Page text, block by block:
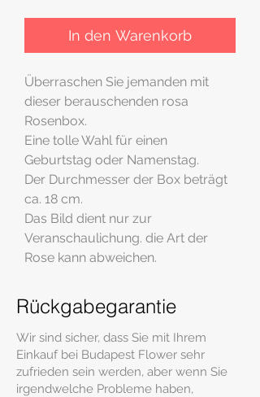
In den Warenkorb
Überraschen Sie jemanden mit
dieser berauschenden rosa
Rosenbox.
Eine tolle Wahl für einen
Geburtstag oder Namenstag.
Der Durchmesser der Box beträgt
ca. 18 cm.
Das Bild dient nur zur
Veranschaulichung. die Art der
Rose kann abweichen.
Rückgabegarantie
Wir sind sicher, dass Sie mit Ihrem
Einkauf bei Budapest Flower sehr
zufrieden sein werden, aber wenn Sie
irgendwelche Probleme haben,